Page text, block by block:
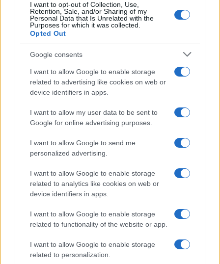
I want to opt-out of Collection, Use,
Retention, Sale, and/or Sharing of my
Personal Data that Is Unrelated with the
Purposes for which it was collected.
Opted Out
Google consents
I want to allow Google to enable storage
related to advertising like cookies on web or
device identifiers in apps.
I want to allow my user data to be sent to
Google for online advertising purposes.
I want to allow Google to send me
personalized advertising.
I want to allow Google to enable storage
related to analytics like cookies on web or
device identifiers in apps.
I want to allow Google to enable storage
related to functionality of the website or app.
I want to allow Google to enable storage
related to personalization.
Transizione energetica e green-skilling: le strategie
ESG di AMGA e DBA Group
SOSTENIBILITÀ
Sostenibilità in provincia di Varese: strategie e
innovazioni per un futuro verde
Andrea Innocenti · 5 Ago 2026